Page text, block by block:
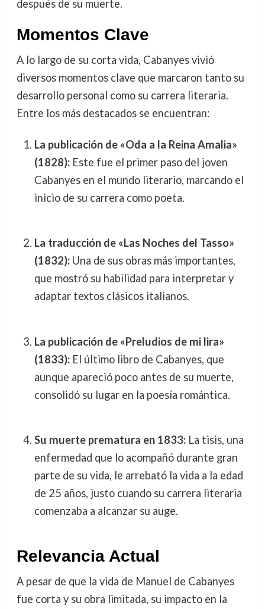
después de su muerte.
Momentos Clave
A lo largo de su corta vida, Cabanyes vivió
diversos momentos clave que marcaron tanto su
desarrollo personal como su carrera literaria.
Entre los más destacados se encuentran:
La publicación de «Oda a la Reina Amalia»
(1828):Este fue el primer paso del joven
Cabanyes en el mundo literario, marcando el
inicio de su carrera como poeta.
La traducción de «Las Noches del Tasso»
(1832):Una de sus obras más importantes,
que mostró su habilidad para interpretar y
adaptar textos clásicos italianos.
La publicación de «Preludios de mi lira»
(1833):El último libro de Cabanyes, que
aunque apareció poco antes de su muerte,
consolidó su lugar en la poesía romántica.
Su muerte prematura en 1833:La tisis, una
enfermedad que lo acompañó durante gran
parte de su vida, le arrebató la vida a la edad
de 25 años, justo cuando su carrera literaria
comenzaba a alcanzar su auge.
Relevancia Actual
A pesar de que la vida de Manuel de Cabanyes
fue corta y su obra limitada, su impacto en la